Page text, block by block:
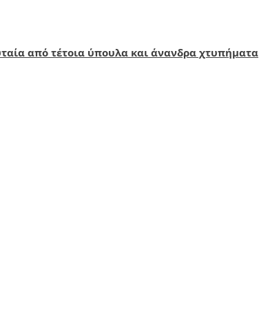
από τέτοια ύπουλα και άνανδρα χτυπήματα